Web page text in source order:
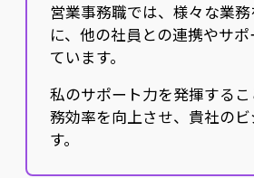
営業事務職では、様々な業
に、他の社員との連携やサ
ています。
私のサポート力を発揮する
務効率を向上させ、貴社の
す。